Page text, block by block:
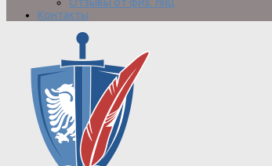
Отзывы от физ. лиц
Контакты